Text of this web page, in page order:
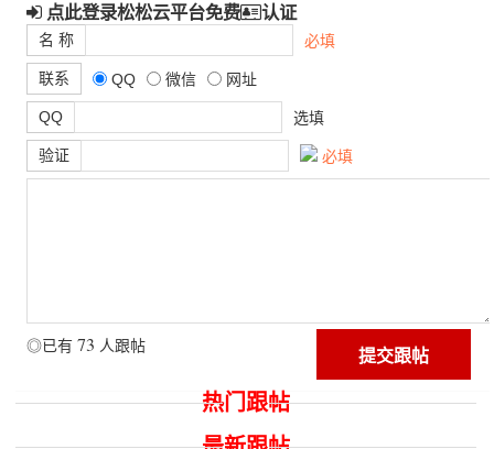
点此登录松松云平台免费 认证
名 称 必填
联系 QQ 微信 网址
QQ 选填
验证 必填
◎已有 73 人跟帖
热门跟帖